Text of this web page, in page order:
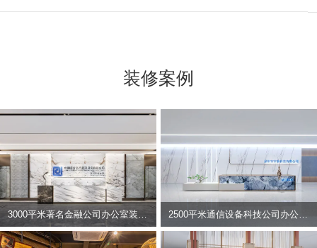
装修案例
2500平米通信设备科技公司办公室设计 | 宇泰科技